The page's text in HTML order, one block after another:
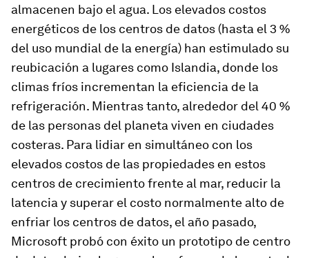
almacenen bajo el agua. Los elevados costos
energéticos de los centros de datos (hasta el 3 %
del uso mundial de la energía) han estimulado su
reubicación a lugares como Islandia, donde los
climas fríos incrementan la eficiencia de la
refrigeración. Mientras tanto, alrededor del 40 %
de las personas del planeta viven en ciudades
costeras. Para lidiar en simultáneo con los
elevados costos de las propiedades en estos
centros de crecimiento frente al mar, reducir la
latencia y superar el costo normalmente alto de
enfriar los centros de datos, el año pasado,
Microsoft probó con éxito un prototipo de centro